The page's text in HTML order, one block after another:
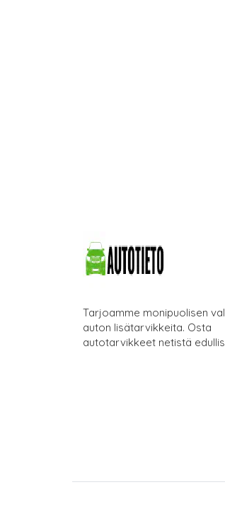
Tarjoamme monipuolisen
auton lisätarvikkeita. Osta
autotarvikkeet netistä